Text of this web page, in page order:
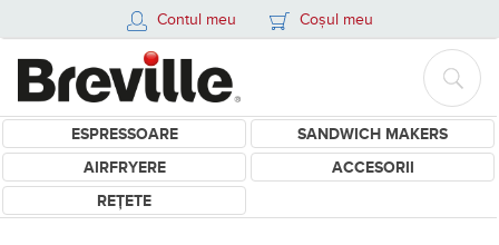
Contul meu Coșul meu
ESPRESSOARE
SANDWICH MAKERS
AIRFRYERE
ACCESORII
REȚETE